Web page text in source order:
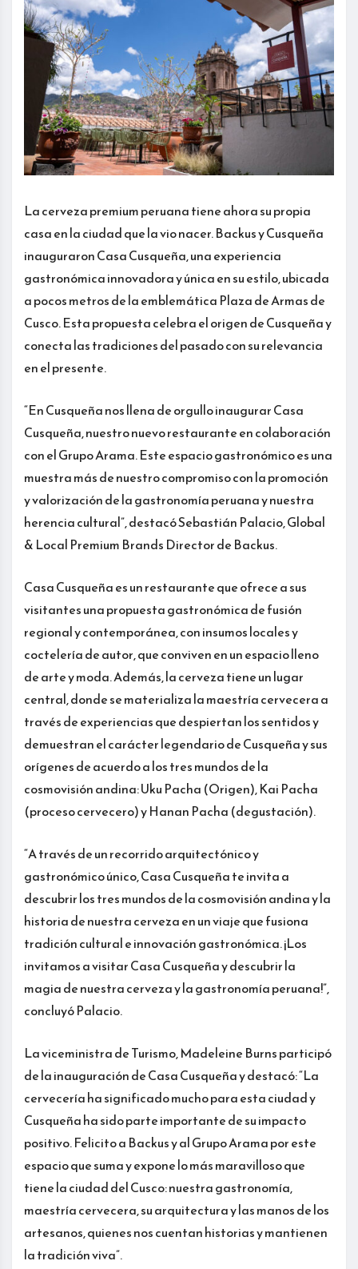
La cerveza premium peruana tiene ahora su propia
casa en la ciudad que la vio nacer. Backus y Cusqueña
inauguraron Casa Cusqueña, una experiencia
gastronómica innovadora y única en su estilo, ubicada
a pocos metros de la emblemática Plaza de Armas de
Cusco. Esta propuesta celebra el origen de Cusqueña y
conecta las tradiciones del pasado con su relevancia
en el presente.
“En Cusqueña nos llena de orgullo inaugurar Casa
Cusqueña, nuestro nuevo restaurante en colaboración
con el Grupo Arama. Este espacio gastronómico es una
muestra más de nuestro compromiso con la promoción
y valorización de la gastronomía peruana y nuestra
herencia cultural”, destacó Sebastián Palacio, Global
& Local Premium Brands Director de Backus.
Casa Cusqueña es un restaurante que ofrece a sus
visitantes una propuesta gastronómica de fusión
regional y contemporánea, con insumos locales y
coctelería de autor, que conviven en un espacio lleno
de arte y moda. Además, la cerveza tiene un lugar
central, donde se materializa la maestría cervecera a
través de experiencias que despiertan los sentidos y
demuestran el carácter legendario de Cusqueña y sus
orígenes de acuerdo a los tres mundos de la
cosmovisión andina: Uku Pacha (Origen), Kai Pacha
(proceso cervecero) y Hanan Pacha (degustación).
“A través de un recorrido arquitectónico y
gastronómico único, Casa Cusqueña te invita a
descubrir los tres mundos de la cosmovisión andina y la
historia de nuestra cerveza en un viaje que fusiona
tradición cultural e innovación gastronómica. ¡Los
invitamos a visitar Casa Cusqueña y descubrir la
magia de nuestra cerveza y la gastronomía peruana!”,
concluyó Palacio.
La viceministra de Turismo, Madeleine Burns participó
de la inauguración de Casa Cusqueña y destacó: “La
cervecería ha significado mucho para esta ciudad y
Cusqueña ha sido parte importante de su impacto
positivo. Felicito a Backus y al Grupo Arama por este
espacio que suma y expone lo más maravilloso que
tiene la ciudad del Cusco: nuestra gastronomía,
maestría cervecera, su arquitectura y las manos de los
artesanos, quienes nos cuentan historias y mantienen
la tradición viva”.